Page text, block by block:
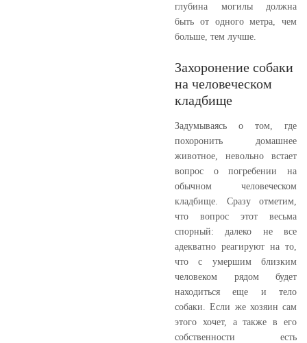
глубина могилы должна
быть от одного метра, чем
больше, тем лучше.
Захоронение собаки
на человеческом
кладбище
Задумываясь о том, где
похоронить домашнее
животное, невольно встает
вопрос о погребении на
обычном человеческом
кладбище. Сразу отметим,
что вопрос этот весьма
спорный: далеко не все
адекватно реагируют на то,
что с умершим близким
человеком рядом будет
находиться еще и тело
собаки. Если же хозяин сам
этого хочет, а также в его
собственности есть